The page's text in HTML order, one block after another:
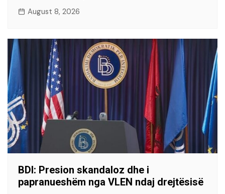
August 8, 2026
BDI: Presion skandaloz dhe i
papranueshëm nga VLEN ndaj drejtësisë